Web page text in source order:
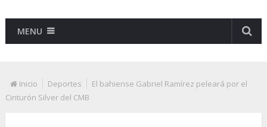
MENU
Inicio Deportes
El bahiense Gabriel Ramírez peleará por el
Cinturón Silver del CMB